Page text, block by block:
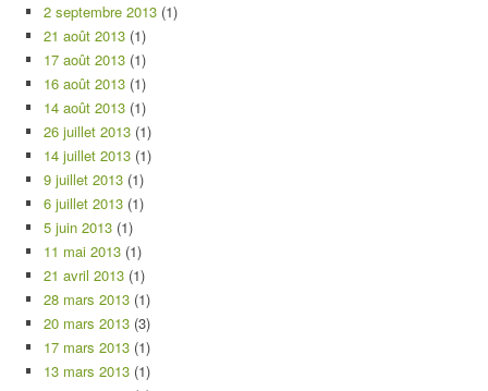
2 septembre 2013 (1)
21 août 2013 (1)
17 août 2013 (1)
16 août 2013 (1)
14 août 2013 (1)
26 juillet 2013 (1)
14 juillet 2013 (1)
9 juillet 2013 (1)
6 juillet 2013 (1)
5 juin 2013 (1)
11 mai 2013 (1)
21 avril 2013 (1)
28 mars 2013 (1)
20 mars 2013 (3)
17 mars 2013 (1)
13 mars 2013 (1)